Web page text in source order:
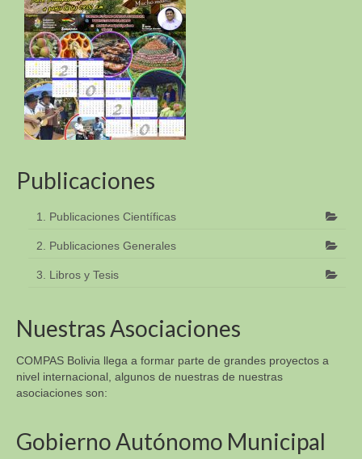
Publicaciones
1. Publicaciones Científicas
2. Publicaciones Generales
3. Libros y Tesis
Nuestras Asociaciones
COMPAS Bolivia llega a formar parte de grandes proyectos a
nivel internacional, algunos de nuestras de nuestras
asociaciones son:
Gobierno Autónomo Municipal